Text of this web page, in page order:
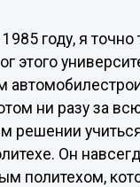
году, я
этого
ни разу за
решении
Он
политехом,